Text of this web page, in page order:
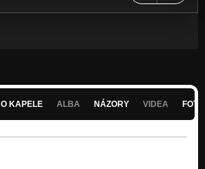
O KAPELE ALBA NÁZORY VIDEA